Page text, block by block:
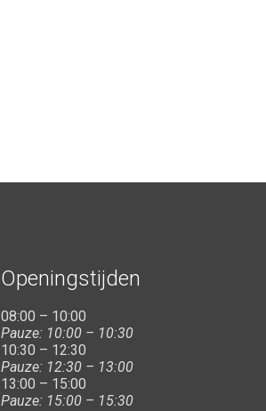
Openingstijden
08:00 – 10:00
Pauze: 10:00 – 10:30
10:30 – 12:30
Pauze: 12:30 – 13:00
13:00 – 15:00
Pauze: 15:00 – 15:30